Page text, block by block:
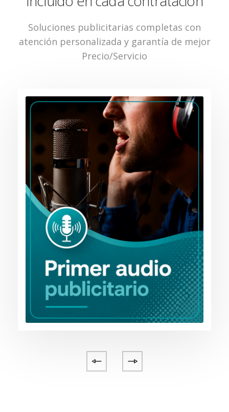
Soluciones publicitarias completas con
atención personalizada y garantía de mejor
Precio/Servicio